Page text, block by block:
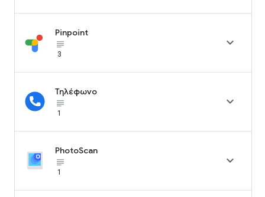
Pinpoint
subject_black
3

Τηλέφωνο
subject_black
1

PhotoScan
subject_black
1
